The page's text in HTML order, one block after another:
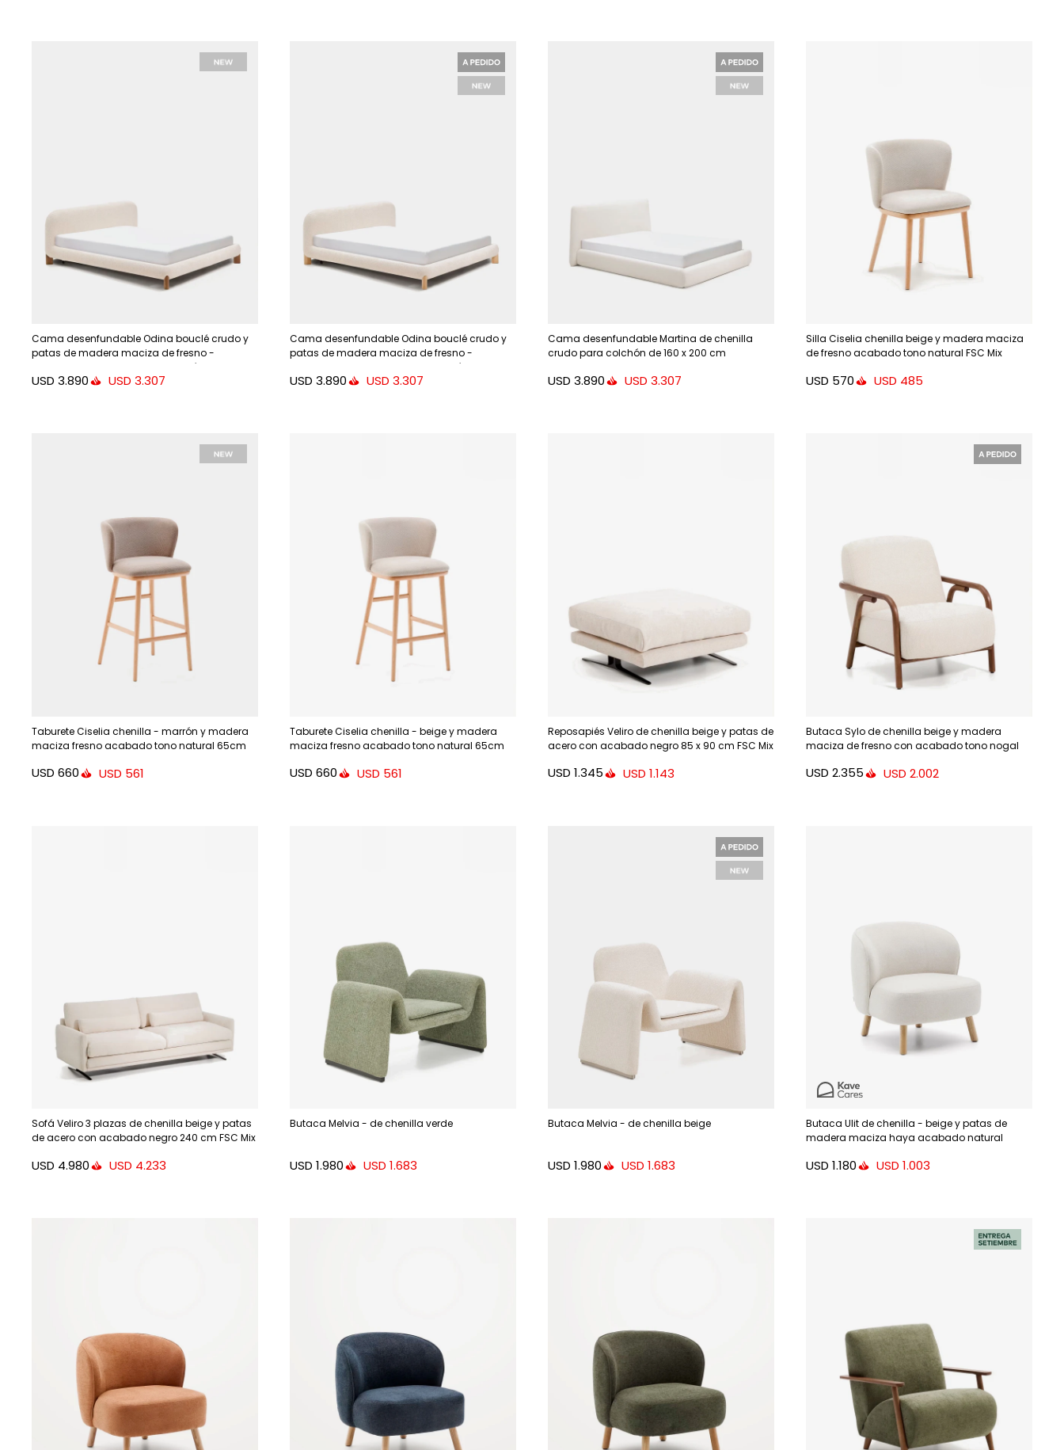
Cama desenfundable Odina bouclé crudo y
patas de madera maciza de fresno -
acabado tono nogal para colchón de 180 x
200 cm
USD 3.890 USD 3.307
Cama desenfundable Odina bouclé crudo y
patas de madera maciza de fresno -
acabado tono natural para colchón de 180 x
200 cm.
USD 3.890 USD 3.307
Cama desenfundable Martina de chenilla
crudo para colchón de 160 x 200 cm
USD 3.890 USD 3.307
Silla Ciselia chenilla beige y madera maciza
de fresno acabado tono natural FSC Mix
USD 570 USD 485
Taburete Ciselia chenilla - marrón y madera
maciza fresno acabado tono natural 65cm
USD 660 USD 561
Taburete Ciselia chenilla - beige y madera
maciza fresno acabado tono natural 65cm
USD 660 USD 561
Reposapiés Veliro de chenilla beige y patas de
acero con acabado negro 85 x 90 cm FSC Mix
USD 1.345 USD 1.143
Butaca Sylo de chenilla beige y madera
maciza de fresno con acabado tono nogal
USD 2.355 USD 2.002
Sofá Veliro 3 plazas de chenilla beige y patas
de acero con acabado negro 240 cm FSC Mix
USD 4.980 USD 4.233
Butaca Melvia - de chenilla verde
USD 1.980 USD 1.683
Butaca Melvia - de chenilla beige
USD 1.980 USD 1.683
Butaca Ulit de chenilla - beige y patas de
madera maciza haya acabado natural
USD 1.180 USD 1.003